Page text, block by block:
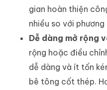
gian hoàn thiện
nhiều so với
Dễ dàng mở rộng
rộng hoặc điều
dễ dàng và ít tốn
bê tông cốt thép.